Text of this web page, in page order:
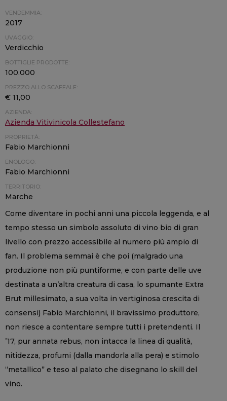
VENDEMMIA:
2017
UVAGGIO:
Verdicchio
BOTTIGLIE PRODOTTE:
100.000
PREZZO ALLO SCAFFALE:
€ 11,00
AZIENDA:
Azienda Vitivinicola Collestefano
PROPRIETÀ:
Fabio Marchionni
ENOLOGO:
Fabio Marchionni
TERRITORIO:
Marche
Come diventare in pochi anni una piccola leggenda, e al
tempo stesso un simbolo assoluto di vino bio di gran
livello con prezzo accessibile al numero più ampio di
fan. Il problema semmai è che poi (malgrado una
produzione non più puntiforme, e con parte delle uve
destinata a un’altra creatura di casa, lo spumante Extra
Brut millesimato, a sua volta in vertiginosa crescita di
consensi) Fabio Marchionni, il bravissimo produttore,
non riesce a contentare sempre tutti i pretendenti. Il
’17, pur annata rebus, non intacca la linea di qualità,
nitidezza, profumi (dalla mandorla alla pera) e stimolo
“metallico” e teso al palato che disegnano lo skill del
vino.